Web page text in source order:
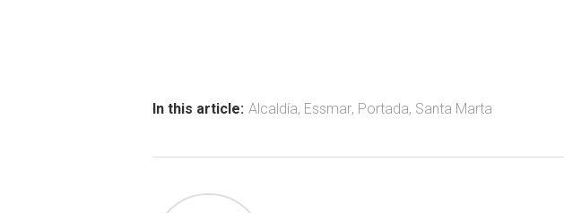
ok p
tir
In this article: Alcaldía, Essmar, Portada, Santa Marta